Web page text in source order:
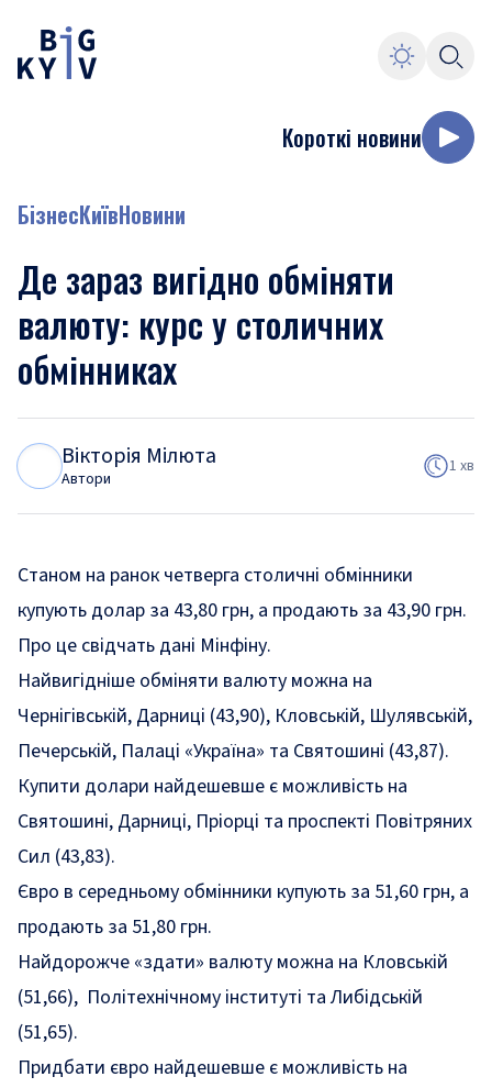
Короткі новини
БізнесКиївНовини
Де зараз вигідно обміняти
валюту: курс у столичних
обмінниках
Вікторія Мілюта
Автори
1 хв
Станом на ранок четверга столичні обмінники
купують долар за 43,80 грн, а продають за 43,90 грн.
Про це свідчать дані Мінфіну.
Найвигідніше обміняти валюту можна на
Чернігівській, Дарниці (43,90), Кловській, Шулявській,
Печерській, Палаці «Україна» та Святошині (43,87).
Купити долари найдешевше є можливість на
Святошині, Дарниці, Пріорці та проспекті Повітряних
Сил (43,83).
Євро в середньому обмінники купують за 51,60 грн, а
продають за 51,80 грн.
Найдорожче «здати» валюту можна на Кловській
(51,66), Політехнічному інституті та Либідській
(51,65).
Придбати євро найдешевше є можливість на